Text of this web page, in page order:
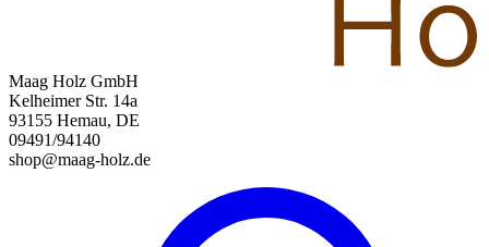
Maag Holz GmbH
Kelheimer Str. 14a
93155 Hemau, DE
09491/94140
shop@maag-holz.de